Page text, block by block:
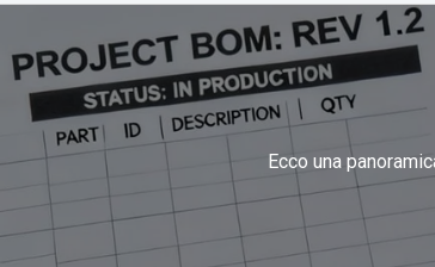
Ecco una